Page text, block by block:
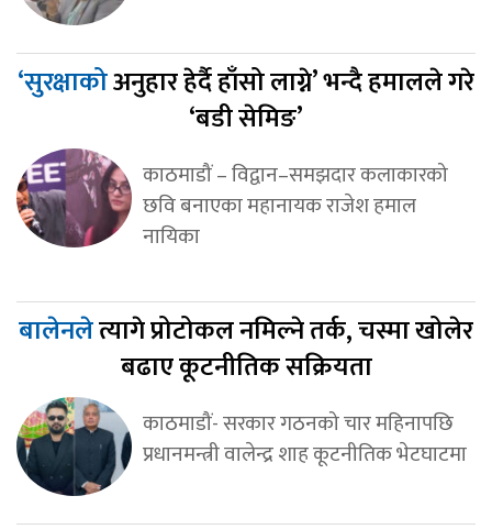
‘सुरक्षाकोअनुहार हेर्दै हाँसो लाग्ने’ भन्दै हमालले गरे
‘बडी सेमिङ’
काठमाडौं – विद्वान–समझदार कलाकारको
छवि बनाएका महानायक राजेश हमाल
नायिका
बालेनलेत्यागे प्रोटोकल नमिल्ने तर्क, चस्मा खोलेर
बढाए कूटनीतिक सक्रियता
काठमाडौं- सरकार गठनको चार महिनापछि
प्रधानमन्त्री वालेन्द्र शाह कूटनीतिक भेटघाटमा